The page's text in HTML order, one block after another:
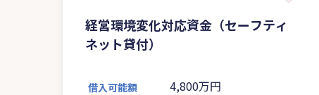
経営環境変化対応資金（セーフティ
ネット貸付）
借入可能額 4,800万円